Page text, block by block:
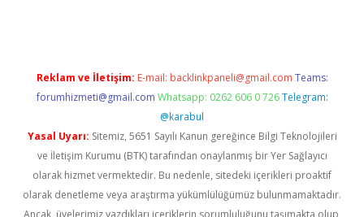
Reklam ve İletişim: E-mail: backlinkpaneli@gmail.com Teams:
forumhizmeti@gmail.com Whatsapp: 0262 606 0 726 Telegram:
@karabul
Yasal Uyarı: Sitemiz, 5651 Sayılı Kanun gereğince Bilgi Teknolojileri
ve İletişim Kurumu (BTK) tarafından onaylanmış bir Yer Sağlayıcı
olarak hizmet vermektedir. Bu nedenle, sitedeki içerikleri proaktif
olarak denetleme veya araştırma yükümlülüğümüz bulunmamaktadır.
Ancak, üyelerimiz yazdıkları içeriklerin sorumluluğunu taşımakta olup,